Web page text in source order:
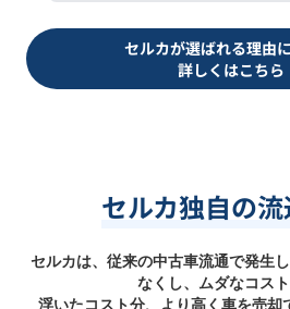
セルカが選ばれる理由
詳しくはこちら
セルカ独自の
セルカは、従来の中古車流通で発生
なくし、ムダなコスト
浮いたコスト分、より高く車を売却